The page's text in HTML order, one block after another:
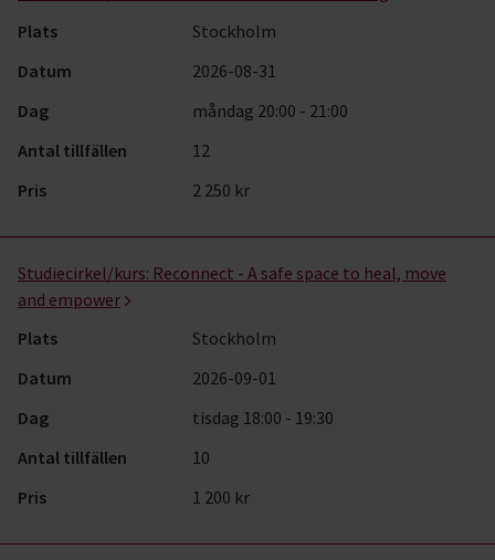
Plats
Stockholm
Datum
2026-08-31
Dag
måndag 20:00 - 21:00
Antal tillfällen
12
Pris
2 250 kr
Studiecirkel/kurs: Reconnect - A safe space to heal, move
and empower
Plats
Stockholm
Datum
2026-09-01
Dag
tisdag 18:00 - 19:30
Antal tillfällen
10
Pris
1 200 kr